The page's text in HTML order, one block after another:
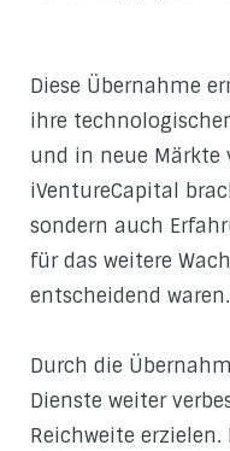
Diese Übernahme
ihre
und in neue Märkte
iVentureCapital
sondern auch
für das weitere
entscheidend waren.
Durch die
Dienste weiter
Reichweite